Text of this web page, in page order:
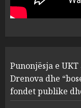
1
2
Punonjësja e
Drenova dhe
fondet publike